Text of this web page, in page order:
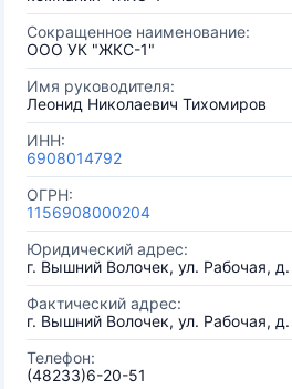
Сокращенное наименование:
ООО УК "ЖКС-1"
Имя руководителя:
Леонид Николаевич Тихомиров
ИНН:
6908014792
ОГРН:
1156908000204
Юридический адрес:
г. Вышний Волочек, ул. Рабочая, д.
Фактический адрес:
г. Вышний Волочек, ул. Рабочая, д.
Телефон:
(48233)6-20-51